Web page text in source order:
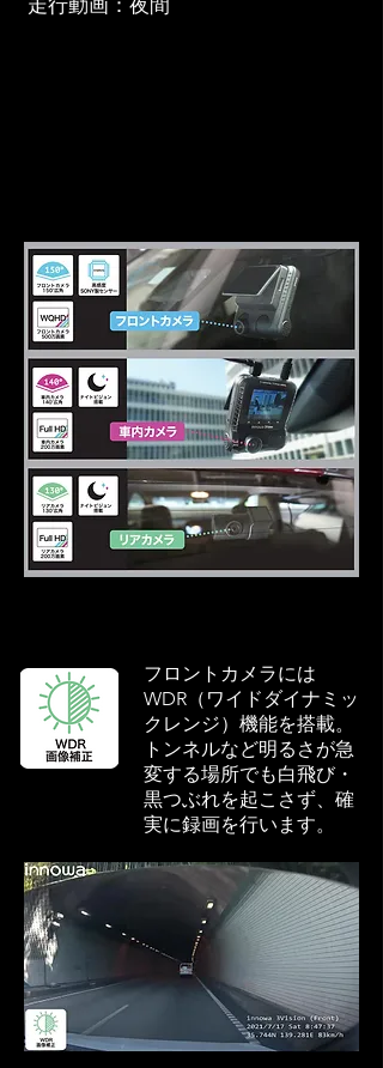
走行動画：夜間
フロントカメラには
WDR（ワイドダイナミッ
クレンジ）機能を搭載。
トンネルなど明るさが急
変する場所でも白飛び・
黒つぶれを起こさず、確
実に録画を行います。